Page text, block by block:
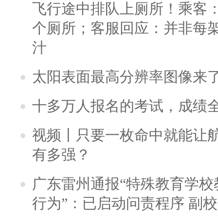
飞行途中排队上厕所！乘客
个厕所；客服回应：并非每
汁
太阳表面最高分辨率图像来
十多万人报名的考试，成绩
视频丨只要一枚命中就能让
有多强？
广东雷州通报“特殊教育学
行为”：已启动问责程序 副